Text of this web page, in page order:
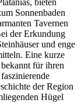
Sonnenbaden
Tavernen
der Erkundung
und enge
Eine kurze
für ihren
der Region
Hügel